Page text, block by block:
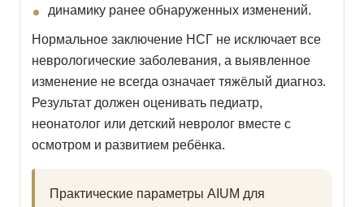
динамику ранее обнаруженных изменений.
Нормальное заключение НСГ не исключает все
неврологические заболевания, а выявленное
изменение не всегда означает тяжёлый диагноз.
Результат должен оценивать педиатр,
неонатолог или детский невролог вместе с
осмотром и развитием ребёнка.
Практические параметры AIUM для